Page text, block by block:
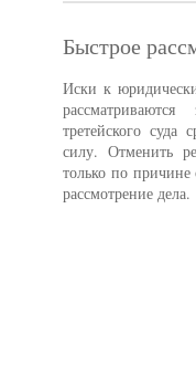
Быстрое
Иски к
третейского суда
силу. Отменить
только по
рассмотрение дела.